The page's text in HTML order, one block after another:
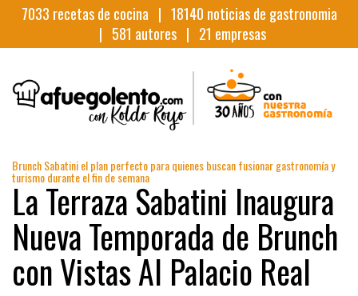
7033 recetas de cocina | 18140 noticias de gastronomia
| 581 autores | 21 empresas
Brunch Sabatini el plan perfecto para quienes buscan fusionar gastronomía y
turismo durante el fin de semana
La Terraza Sabatini Inaugura
Nueva Temporada de Brunch
con Vistas Al Palacio Real